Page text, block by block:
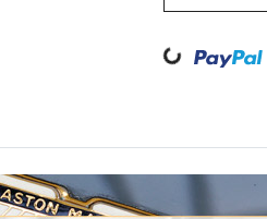
Loading...